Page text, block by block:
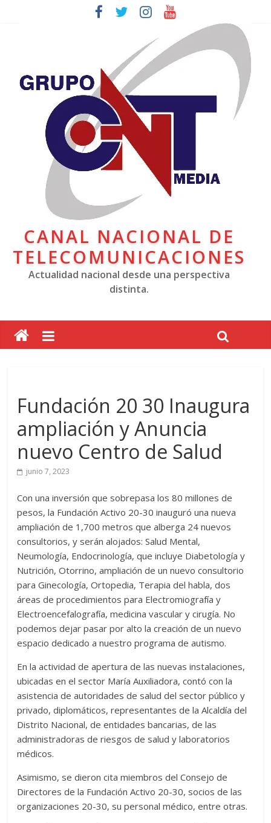
CANAL NACIONAL DE
TELECOMUNICACIONES
Actualidad nacional desde una perspectiva
distinta.
Fundación 20 30 Inaugura
ampliación y Anuncia
nuevo Centro de Salud
junio 7, 2023
Con una inversión que sobrepasa los 80 millones de
pesos, la Fundación Activo 20-30 inauguró una nueva
ampliación de 1,700 metros que alberga 24 nuevos
consultorios, y serán alojados: Salud Mental,
Neumología, Endocrinología, que incluye Diabetología y
Nutrición, Otorrino, ampliación de un nuevo consultorio
para Ginecología, Ortopedia, Terapia del habla, dos
áreas de procedimientos para Electromiografía y
Electroencefalografía, medicina vascular y cirugía. No
podemos dejar pasar por alto la creación de un nuevo
espacio dedicado a nuestro programa de autismo.
En la actividad de apertura de las nuevas instalaciones,
ubicadas en el sector María Auxiliadora, contó con la
asistencia de autoridades de salud del sector público y
privado, diplomáticos, representantes de la Alcaldía del
Distrito Nacional, de entidades bancarias, de las
administradoras de riesgos de salud y laboratorios
médicos.
Asimismo, se dieron cita miembros del Consejo de
Directores de la Fundación Activo 20-30, socios de las
organizaciones 20-30, su personal médico, entre otras.